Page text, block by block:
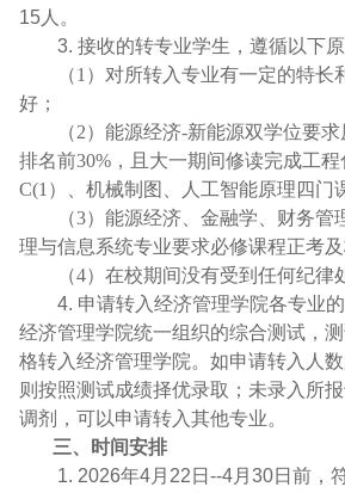
15 人。
3. 接收的转专业学生，遵循以下原
（1）对所转入专业有一定的特长
好；
（2） 能源经济-新能源双学位要
排名前30%，且大一期间修读完成工
C(1）、机械制图、人工智能原理四门
（3）能源经济、金融学、财务管
理与信息系统专业要求必修课程正考及
（4）在校期间没有受到任何纪律
4. 申请转入经济管理学院各专业
经济管理学院统一组织的综合测试，
格转入经济管理学院。如申请转入人
则按照测试成绩择优录取；未录入所
调剂，可以申请转入其他专业。
三、时间安排
1. 2026年4月 22 日 --4月 30日前，